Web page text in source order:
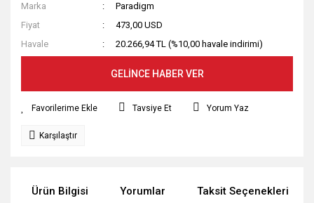
Marka
Paradigm
Fiyat
473,00 USD
Havale
20.266,94 TL (%10,00 havale indirimi)
GELİNCE HABER VER
Tavsiye Et Yorum Yaz
Karşılaştır
Ürün Bilgisi Yorumlar Taksit Seçenekleri